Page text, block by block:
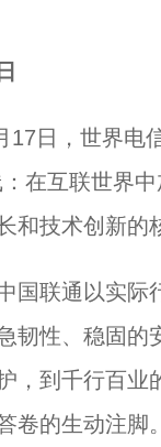
日，世界电信
在互联世界
和技术创新的
联通以实际
韧性、稳固的
，到千行百业
卷的生动注脚。